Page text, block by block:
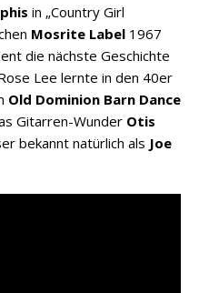
in „Country Girl
Mosrite Label 1967
die nächste Geschichte
Lee lernte in den 40er
Old Dominion Barn Dance
Gitarren-Wunder Otis
bekannt natürlich als Joe